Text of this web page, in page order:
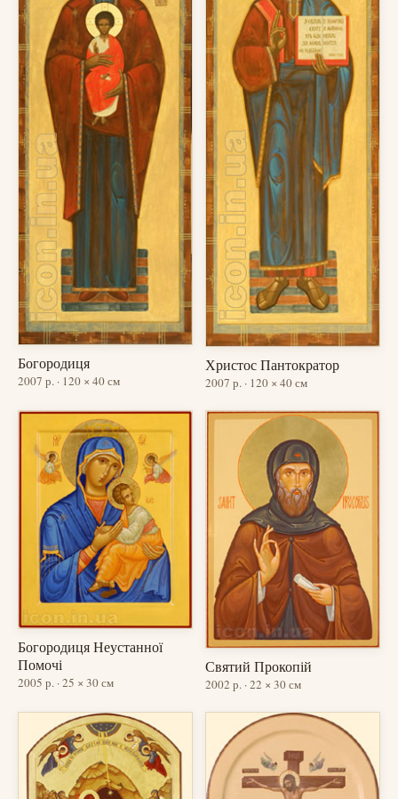
Богородиця
2007 р. · 120 × 40 см
Христос Пантократор
2007 р. · 120 × 40 см
Богородиця Неустанної
Помочі
2005 р. · 25 × 30 см
Святий Прокопій
2002 р. · 22 × 30 см